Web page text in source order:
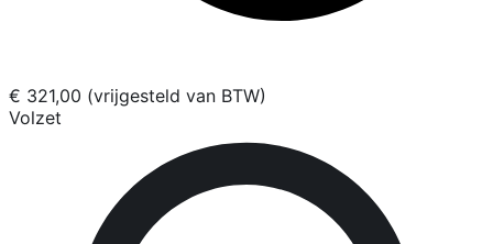
€ 321,00 (vrijgesteld van BTW)
Volzet